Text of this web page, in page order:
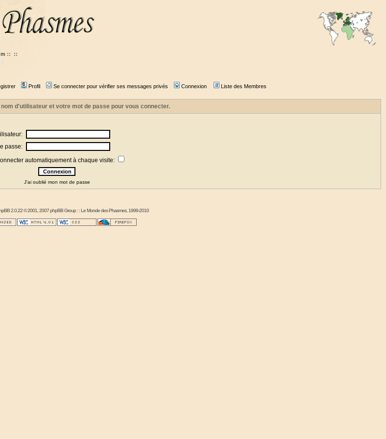
:: ::
Profil Se connecter pour vérifier ses messages privés Connexion Liste des Membres
d'utilisateur et votre mot de passe pour vous connecter.
passe:
automatiquement à chaque visite:
J'ai oublié mon mot de passe
2.0.22 © 2001, 2007 phpBB Group : :Le Monde des Phasmes, 1999-2010